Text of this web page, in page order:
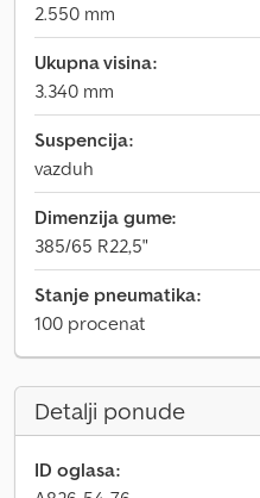
2.550 mm
Ukupna visina:
3.340 mm
Suspencija:
vazduh
Dimenzija gume:
385/65 R22,5"
Stanje pneumatika:
100 procenat
Detalji ponude
ID oglasa: